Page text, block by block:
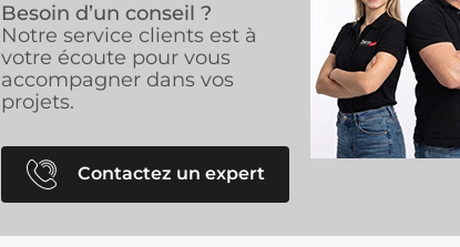
Besoin d’un conseil ?
Notre service clients est à
votre écoute pour vous
accompagner dans vos
projets.
Contactez un expert